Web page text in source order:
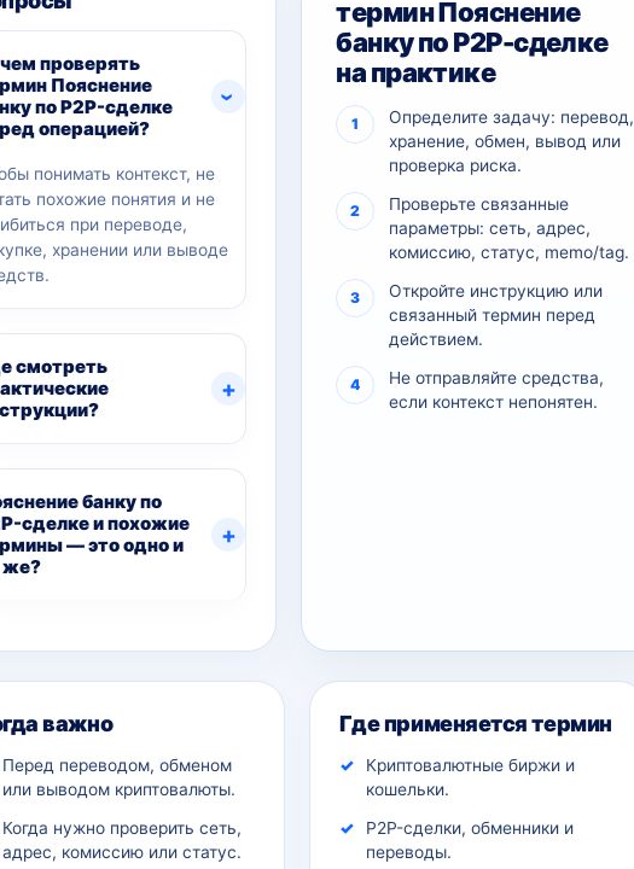
проверять
Пояснение
по P2P-сделке
операцией?
понимать контекст, не
похожие понятия и не
при переводе,
хранении или выводе
смотреть
банку по
сделке и похожие
— это одно и
же?
термин Пояснение
банку по P2P-сделке
на практике
Определите задачу: перевод,
хранение, обмен, вывод или
проверка риска.
Проверьте связанные
параметры: сеть, адрес,
комиссию, статус, memo/tag.
Откройте инструкцию или
связанный термин перед
действием.
Не отправляйте средства,
если контекст непонятен.
контекст
важно
Перед переводом, обменом
или выводом криптовалюты.
Когда нужно проверить сеть,
адрес, комиссию или статус.
Где применяется термин
Криптовалютные биржи и
кошельки.
P2P-сделки, обменники и
переводы.